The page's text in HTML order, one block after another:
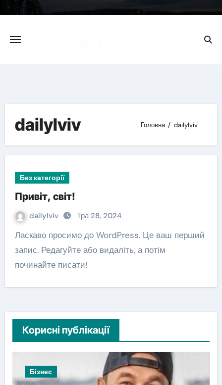
content
dailylviv Головна dailylviv
Без категорії
Привіт, світ!
dailylviv Тра 28, 2024
Ласкаво просимо до WordPress. Це ваш перший
запис. Редагуйте або видаліть, а потім
починайте писати!
Корисні публікації
Бізнес